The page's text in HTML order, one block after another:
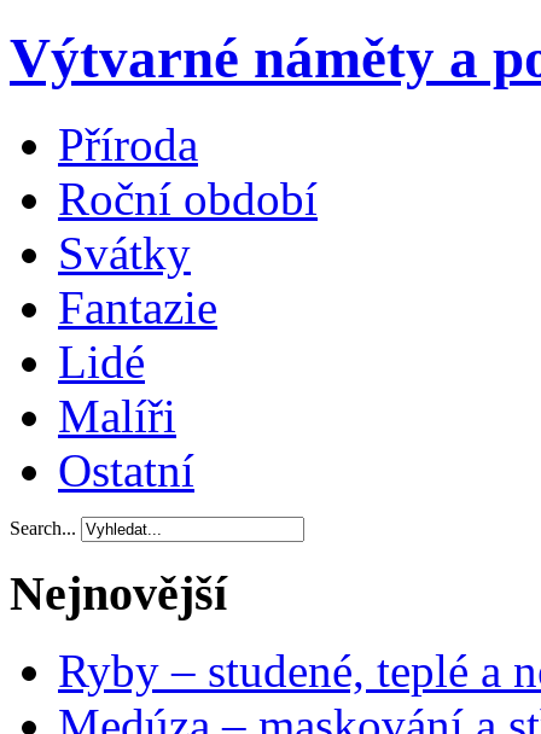
Výtvarné náměty a
Příroda
Roční období
Svátky
Fantazie
Lidé
Malíři
Ostatní
Search...
Nejnovější
Ryby – studené, teplé a